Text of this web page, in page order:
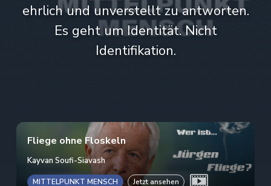
ehrlich und unverstellt zu antworten.
Es geht um Identität. Nicht
Identifikation.
Fliege ohne Floskeln
Kayvan Soufi-Siavash
MITTELPUNKT MENSCH Jetzt ansehen